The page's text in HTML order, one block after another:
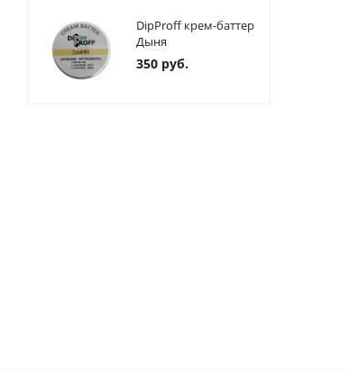
DipProff крем-баттер
Дыня
350 руб.